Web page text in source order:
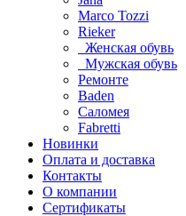
Marco Tozzi
Rieker
Женская обувь
Мужская обувь
Ремонте
Baden
Саломея
Fabretti
Новинки
Оплата и доставка
Контакты
О компании
Сертификаты